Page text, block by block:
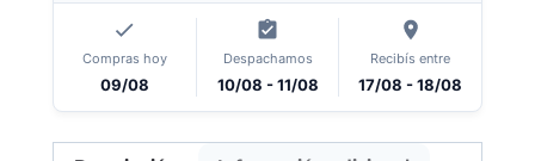
Compras hoy
09/08
Despachamos
10/08 - 11/08
Recibís entre
17/08 - 18/08